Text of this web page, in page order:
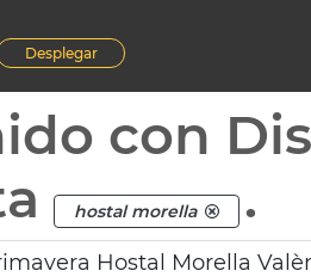
Desplegar
con
hostal morella .
Hostal Morella